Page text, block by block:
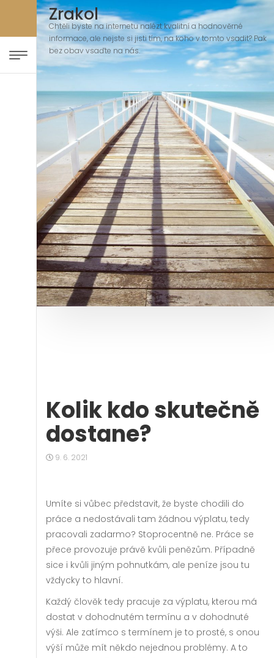
Zrakol
Chtěli byste na internetu nalézt kvalitní a hodnověrné
informace, ale nejste si jisti tím, na koho v tomto vsadit? Pak
bez obav vsaďte na nás.
Kolik kdo skutečně
dostane?
9. 6. 2021
Umíte si vůbec představit, že byste chodili do
práce a nedostávali tam žádnou výplatu, tedy
pracovali zadarmo? Stoprocentně ne. Práce se
přece provozuje právě kvůli penězům. Případně
sice i kvůli jiným pohnutkám, ale peníze jsou tu
vždycky to hlavní.
Každý člověk tedy pracuje za výplatu, kterou má
dostat v dohodnutém termínu a v dohodnuté
výši. Ale zatímco s termínem je to prosté, s onou
výší může mít někdo nejednou problémy. A to